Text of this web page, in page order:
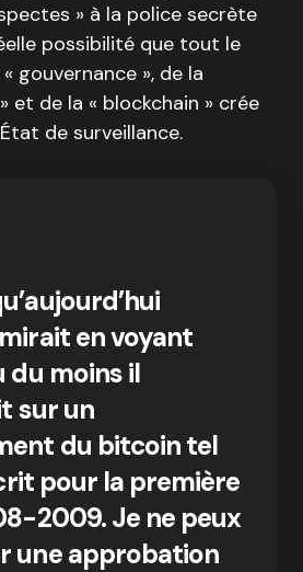
» à la police secrète
possibilité que tout le
gouvernance », de la
et de la « blockchain » crée
de surveillance.
en voyant
du moins il
sur un
du bitcoin tel
pour la première
2009. Je ne peux
une approbation